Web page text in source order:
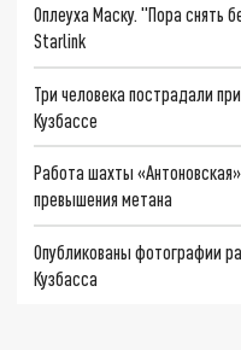
Оплеуха Маску. "Пора снять
Starlink
Три человека пострадали
Кузбассе
Работа шахты
превышения метана
Опубликованы фотографии
Кузбасса